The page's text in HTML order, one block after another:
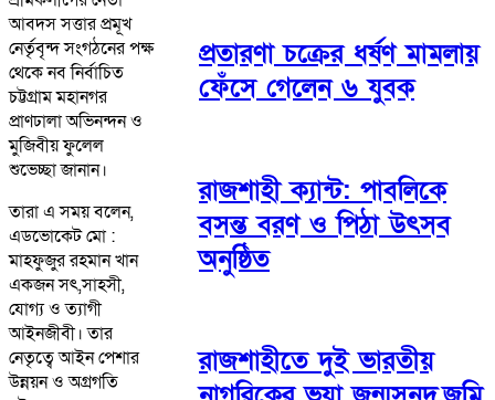
আবদস সত্তার প্রমূখ
নের্তৃবৃন্দ সংগঠনের পক্ষ
থেকে নব নির্বাচিত
চট্টগ্রাম মহানগর
প্রাণঢালা অভিনন্দন ও
মুজিবীয় ফুলেল
শুভেচ্ছা জানান।
তারা এ সময় বলেন,
এডভোকেট মো :
মাহফুজুর রহমান খান
একজন সৎ,সাহসী,
যোগ্য ও ত্যাগী
আইনজীবী। তার
নেতৃত্বে আইন পেশার
উন্নয়ন ও অগ্রগতি
প্রতারণা চক্রের ধর্ষণ মামলায়
ফেঁসে গেলেন ৬ যুবক
রাজশাহী ক্যান্ট: পাবলিকে
বসন্ত বরণ ও পিঠা উৎসব
অনুষ্ঠিত
রাজশাহীতে দুই ভারতীয়